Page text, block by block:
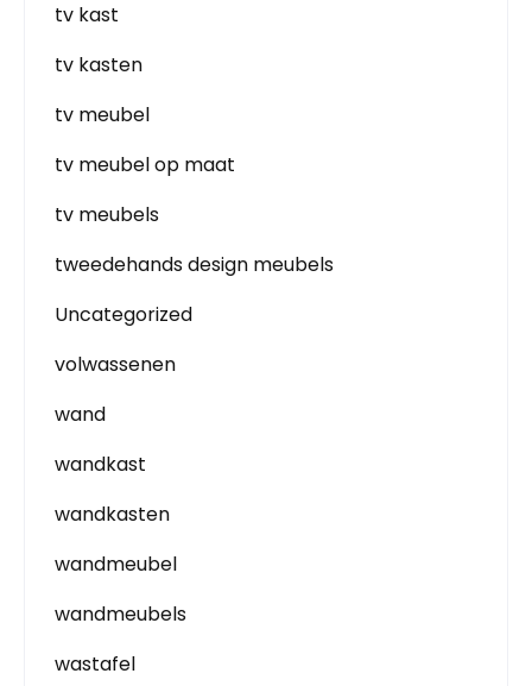
tv kast
tv kasten
tv meubel
tv meubel op maat
tv meubels
tweedehands design meubels
Uncategorized
volwassenen
wand
wandkast
wandkasten
wandmeubel
wandmeubels
wastafel